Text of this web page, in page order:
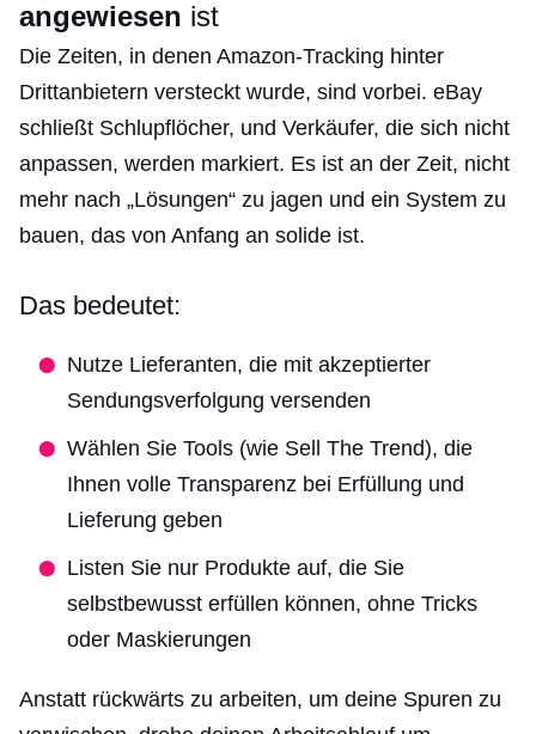
angewiesen ist
Die Zeiten, in denen Amazon-Tracking hinter
Drittanbietern versteckt wurde, sind vorbei. eBay
schließt Schlupflöcher, und Verkäufer, die sich nicht
anpassen, werden markiert. Es ist an der Zeit, nicht
mehr nach „Lösungen“ zu jagen und ein System zu
bauen, das von Anfang an solide ist.
Das bedeutet:
Nutze Lieferanten, die mit akzeptierter
Sendungsverfolgung versenden
Wählen Sie Tools (wie Sell The Trend), die
Ihnen volle Transparenz bei Erfüllung und
Lieferung geben
Listen Sie nur Produkte auf, die Sie
selbstbewusst erfüllen können, ohne Tricks
oder Maskierungen
Anstatt rückwärts zu arbeiten, um deine Spuren zu